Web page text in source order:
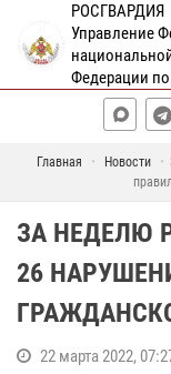
РОСГВАРДИЯ
Управление
Федерации
Главная Новости
ЗА НЕДЕЛЮ
26
22 марта 2022,